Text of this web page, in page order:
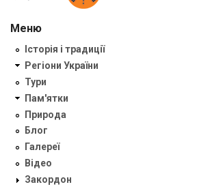
Меню
Історія і традиції
Регіони України
Тури
Пам'ятки
Природа
Блог
Галереї
Відео
Закордон